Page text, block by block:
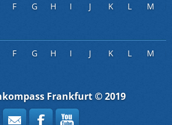
F G H I J K L M
F G H I J K L M
Frankfurt © 2019